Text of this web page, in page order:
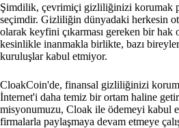
Şimdilik, çevrimiçi gizliliğinizi korumak
seçimdir. Gizliliğin dünyadaki herkesin
olarak keyfini çıkarması gereken bir hak
kesinlikle inanmakla birlikte, bazı
kuruluşlar kabul etmiyor.
CloakCoin'de, finansal gizliliğinizi
İnternet'i daha temiz bir ortam haline
misyonumuzu, Cloak ile ödemeyi kabul
firmalarla paylaşmaya devam etmeye